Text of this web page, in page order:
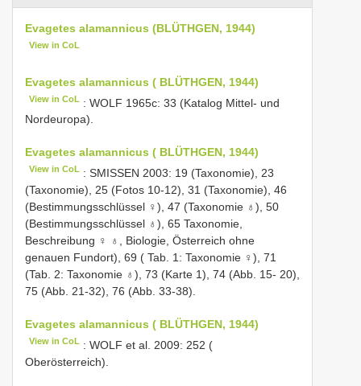
Evagetes alamannicus (BLÜTHGEN, 1944)
View in CoL
Evagetes alamannicus ( BLÜTHGEN, 1944)
View in CoL : WOLF 1965c: 33 (Katalog Mittel- und
Nordeuropa).
Evagetes alamannicus ( BLÜTHGEN, 1944)
View in CoL : SMISSEN 2003: 19 (Taxonomie), 23
(Taxonomie), 25 (Fotos 10-12), 31 (Taxonomie), 46
(Bestimmungsschlüssel ♀), 47 (Taxonomie ♁), 50
(Bestimmungsschlüssel ♁), 65 Taxonomie,
Beschreibung ♀ ♁, Biologie, Österreich ohne
genauen Fundort), 69 ( Tab. 1: Taxonomie ♀), 71
(Tab. 2: Taxonomie ♁), 73 (Karte 1), 74 (Abb. 15- 20),
75 (Abb. 21-32), 76 (Abb. 33-38).
Evagetes alamannicus ( BLÜTHGEN, 1944)
View in CoL : WOLF et al. 2009: 252 (
Oberösterreich).